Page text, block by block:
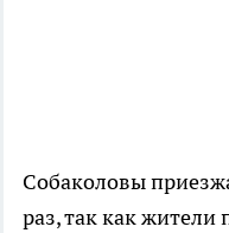
Собаколовы
раз, так как